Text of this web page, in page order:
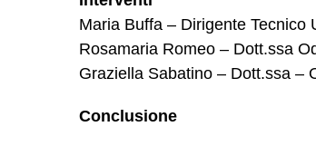
Maria Buffa – Dirigente Tecnico
Rosamaria Romeo – Dott.ssa
Graziella Sabatino – Dott.ssa –
Conclusione